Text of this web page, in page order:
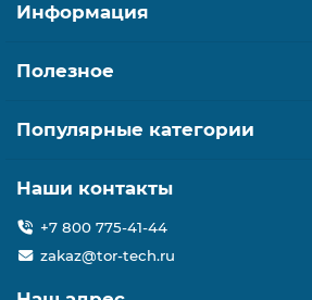
Информация
Полезное
Популярные категории
Наши контакты
+7 800 775-41-44
zakaz@tor-tech.ru